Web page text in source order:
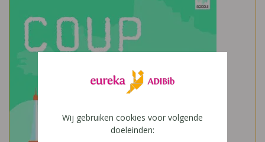
Wij gebruiken cookies voor volgende
doeleinden: